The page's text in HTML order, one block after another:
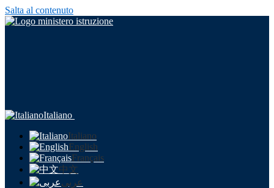
Salta al contenuto
Italiano
Italiano
English
Français
中文
عربى